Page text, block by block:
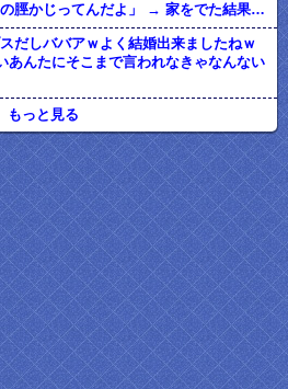
脛かじってんだよ」 → 家をでた結果…
だしババアｗよく結婚出来ましたねｗ
んたにそこまで言われなきゃなんない
もっと見る